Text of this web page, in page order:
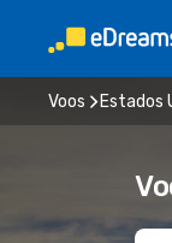
Voos Estados